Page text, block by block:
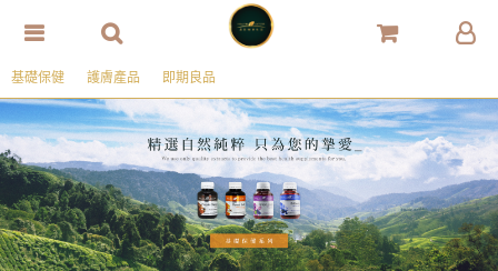
基礎保健 護膚產品 即期良品